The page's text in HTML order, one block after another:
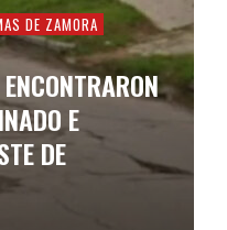
DE ZAMORA
E
DE